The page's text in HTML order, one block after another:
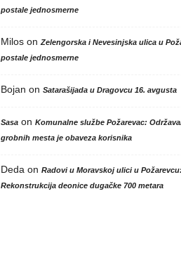
postale jednosmerne
Miloson Zelengorska i Nevesinjska ulica u
postale jednosmerne
Bojan on Satarašijada u Dragovcu 16. avgusta
Sasaon Komunalne službe Požarevac:
grobnih mesta je obaveza korisnika
Deda on Radovi u Moravskoj ulici u Požarevcu:
Rekonstrukcija deonice dugačke 700 metara